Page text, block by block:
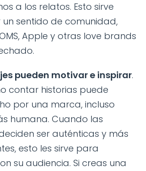
a los relatos. Esto sirve
sentido de comunidad,
Apple y otras love brands
pueden motivar e inspirar.
contar historias puede
por una marca, incluso
humana. Cuando las
ser auténticas y más
esto les sirve para
su audiencia. Si creas una